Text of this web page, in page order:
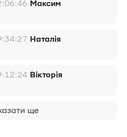
Максим
Наталія
Вікторія
ще